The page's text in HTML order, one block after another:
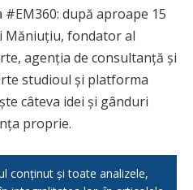
#EM360: după aproape 15
Măniuțiu, fondator al
agenția de consultanță și
studioul și platforma
câteva idei și gânduri
proprie.
conținut și toate analizele,